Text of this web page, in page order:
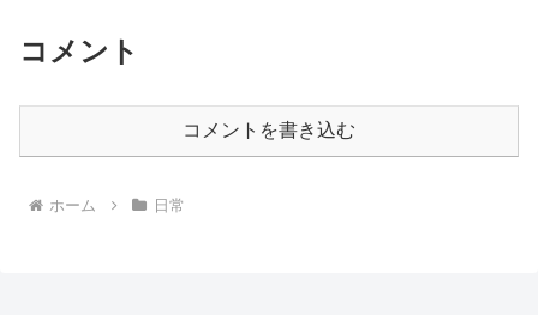
コメント
コメントを書き込む
ホーム 日常